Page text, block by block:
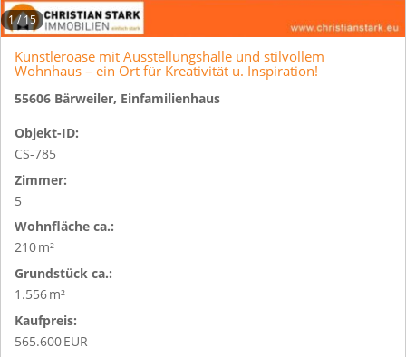
1/15
Künstleroase mit Ausstellungshalle und stilvollem
Wohnhaus – ein Ort für Kreativität u. Inspiration!
55606 Bärweiler, Einfamilienhaus
Objekt-ID:
CS-785
Zimmer:
5
Wohnfläche ca.:
210 m²
Grund­stück ca.:
1.556 m²
Kaufpreis:
565.600 EUR